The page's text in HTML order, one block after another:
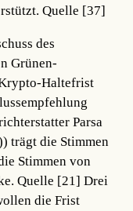
Quelle [37]
des
Grünen-
Haltefrist
Parsa
trägt die Stimmen
Stimmen von
Quelle [21] Drei
die Frist